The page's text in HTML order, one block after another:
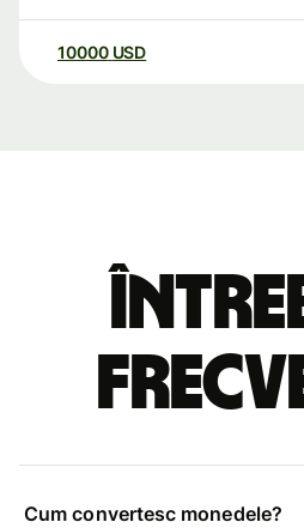
10000 USD
Cum convertesc monedele?